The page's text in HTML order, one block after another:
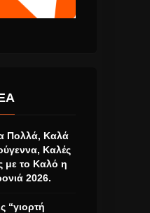
Πολλά, Καλά
Καλές
με το Καλό η
2026.
“γιορτή